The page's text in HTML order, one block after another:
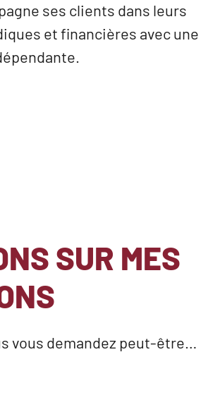
ses clients dans leurs
et financières avec une
SUR MES
vous demandez peut-être…